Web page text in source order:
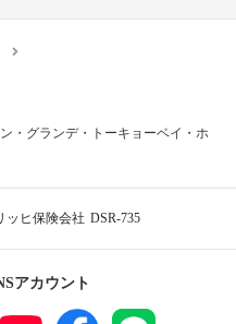
・グランデ・トーキョーベイ・ホ
ッヒ保険会社 DSR-735
アカウント